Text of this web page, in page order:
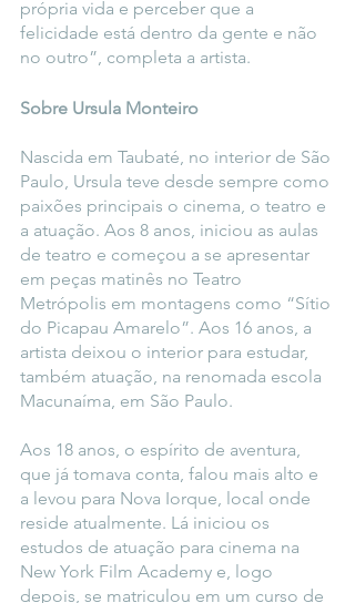
própria vida e perceber que a
felicidade está dentro da gente e não
no outro”, completa a artista.
Sobre Ursula Monteiro
Nascida em Taubaté, no interior de São
Paulo, Ursula teve desde sempre como
paixões principais o cinema, o teatro e
a atuação. Aos 8 anos, iniciou as aulas
de teatro e começou a se apresentar
em peças matinês no Teatro
Metrópolis em montagens como “Sítio
do Picapau Amarelo”. Aos 16 anos, a
artista deixou o interior para estudar,
também atuação, na renomada escola
Macunaíma, em São Paulo.
Aos 18 anos, o espírito de aventura,
que já tomava conta, falou mais alto e
a levou para Nova Iorque, local onde
reside atualmente. Lá iniciou os
estudos de atuação para cinema na
New York Film Academy e, logo
depois, se matriculou em um curso de